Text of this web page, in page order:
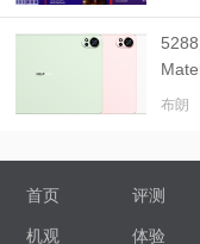
布朗
首页 评测
机观 体验